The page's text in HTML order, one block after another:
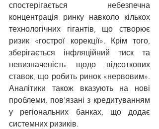
спостерігається небезпечна
концентрація ринку навколо кількох
технологічних гігантів, що створює
ризик «гострої корекції». Крім того,
зберігається інфляційний тиск та
невизначеність щодо відсоткових
ставок, що робить ринок «нервовим».
Аналітики також вказують на нові
проблеми, пов'язані з кредитуванням
у регіональних банках, що додає
системних ризиків.